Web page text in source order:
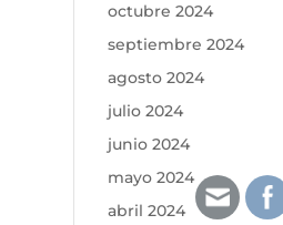
octubre 2024
septiembre 2024
agosto 2024
julio 2024
junio 2024
mayo 2024
abril 2024